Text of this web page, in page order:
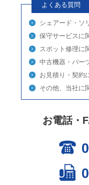
よくある質問
シェアード・ソ
保守サービスに
スポット修理に
中古機器・パー
お見積り・契約
その他、当社に
お電話・